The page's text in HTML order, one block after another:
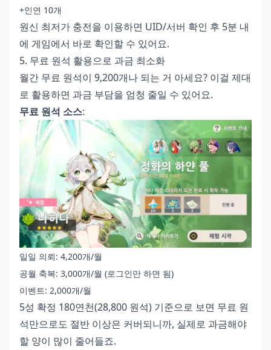
+인연 10개
원신 최저가 충전을 이용하면 UID/서버 확인 후 5분 내
에 게임에서 바로 확인할 수 있어요.
5. 무료 원석 활용으로 과금 최소화
월간 무료 원석이 9,200개나 되는 거 아세요? 이걸 제대
로 활용하면 과금 부담을 엄청 줄일 수 있어요.
무료 원석 소스:
일일 의뢰: 4,200개/월
공월 축복: 3,000개/월 (로그인만 하면 됨)
이벤트: 2,000개/월
5성 확정 180연천(28,800 원석) 기준으로 보면 무료 원
석만으로도 절반 이상은 커버되니까, 실제로 과금해야
할 양이 많이 줄어들죠.